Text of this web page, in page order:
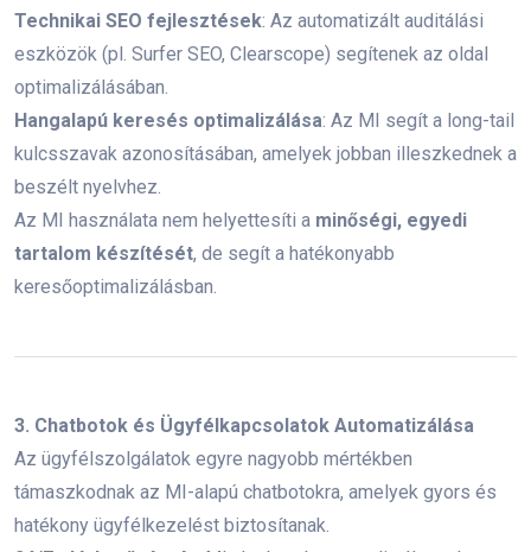
Népszerű címkék
Legjobb marketing képzés
marketing képzés siker
SEO szakértő karrier Online marketinges
Technikai SEO fejlesztések: Az automatizált auditálási
eszközök (pl. Surfer SEO, Clearscope) segítenek az oldal
optimalizálásában.
Hangalapú keresés optimalizálása: Az MI segít a long-tail
kulcsszavak azonosításában, amelyek jobban illeszkednek a
beszélt nyelvhez.
Az MI használata nem helyettesíti a minőségi, egyedi
tartalom készítését, de segít a hatékonyabb
keresőoptimalizálásban.
3. Chatbotok és Ügyfélkapcsolatok Automatizálása
Az ügyfélszolgálatok egyre nagyobb mértékben
támaszkodnak az MI-alapú chatbotokra, amelyek gyors és
hatékony ügyfélkezelést biztosítanak.